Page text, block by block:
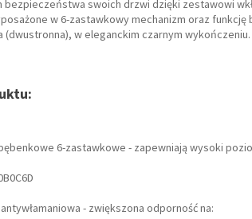
bezpieczeństwa swoich drzwi dzięki zestawowi
w 6-zastawkowy mechanizm oraz
(dwustronna), w eleganckim czarnym wykończeniu.
6-zastawkowe - zapewniają wysoki
- zwiększona odporność na: